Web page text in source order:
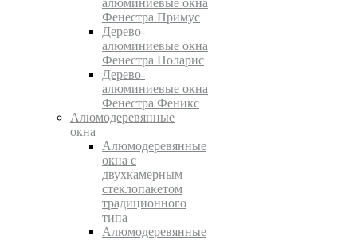
алюминиевые окна
Фенестра Примус
Дерево-
алюминиевые окна
Фенестра Поларис
Дерево-
алюминиевые окна
Фенестра Феникс
Алюмодеревянные
окна
Алюмодеревянные
окна с
двухкамерным
стеклопакетом
традиционного
типа
Алюмодеревянные